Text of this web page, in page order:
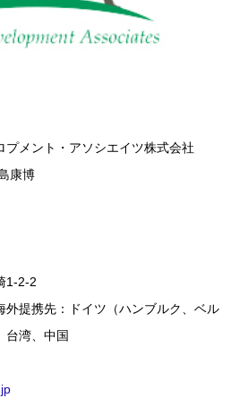
プメント・アソシエイツ株式会社
康博
1-2-2
外提携先：ドイツ（ハンブルク、ベル
台湾、中国